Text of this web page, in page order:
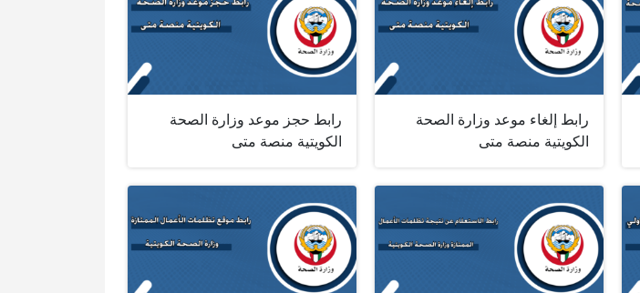
رابط إلغاء موعد وزارة الصحة
الكويتية منصة متى
رابط حجز موعد وزارة الصحة
الكويتية منصة متى